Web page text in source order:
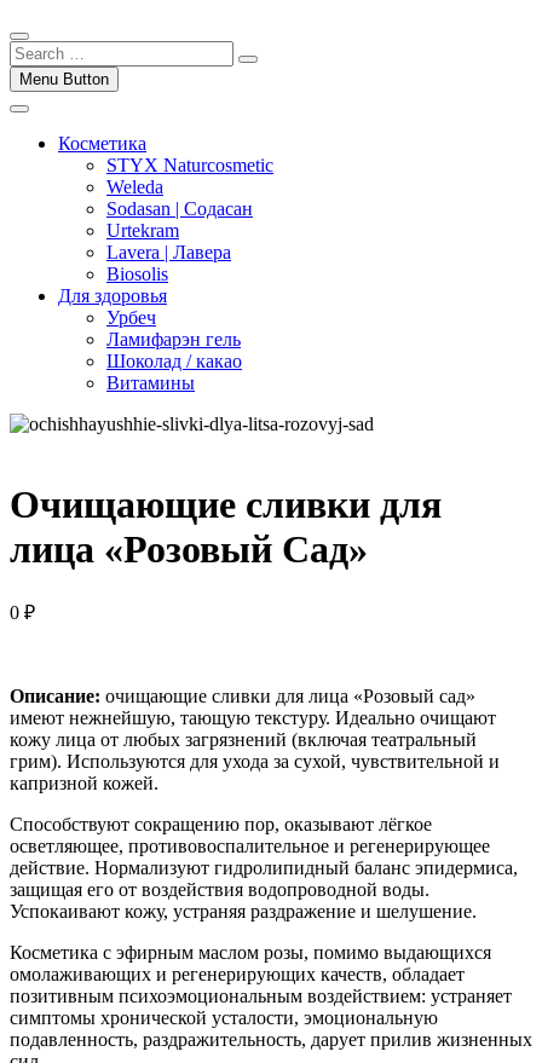
Menu Button
Косметика
STYX Naturcosmetic
Weleda
Sodasan | Содасан
Urtekram
Lavera | Лавера
Biosolis
Для здоровья
Урбеч
Ламифарэн гель
Шоколад / какао
Витамины
Очищающие сливки для
лица «Розовый Сад»
0 ₽
Описание: очищающие сливки для лица «Розовый сад»
имеют нежнейшую, тающую текстуру. Идеально очищают
кожу лица от любых загрязнений (включая театральный
грим). Используются для ухода за сухой, чувствительной и
капризной кожей.
Способствуют сокращению пор, оказывают лёгкое
осветляющее, противовоспалительное и регенерирующее
действие. Нормализуют гидролипидный баланс эпидермиса,
защищая его от воздействия водопроводной воды.
Успокаивают кожу, устраняя раздражение и шелушение.
Косметика с эфирным маслом розы, помимо выдающихся
омолаживающих и регенерирующих качеств, обладает
позитивным психоэмоциональным воздействием: устраняет
симптомы хронической усталости, эмоциональную
подавленность, раздражительность, дарует прилив жизненных